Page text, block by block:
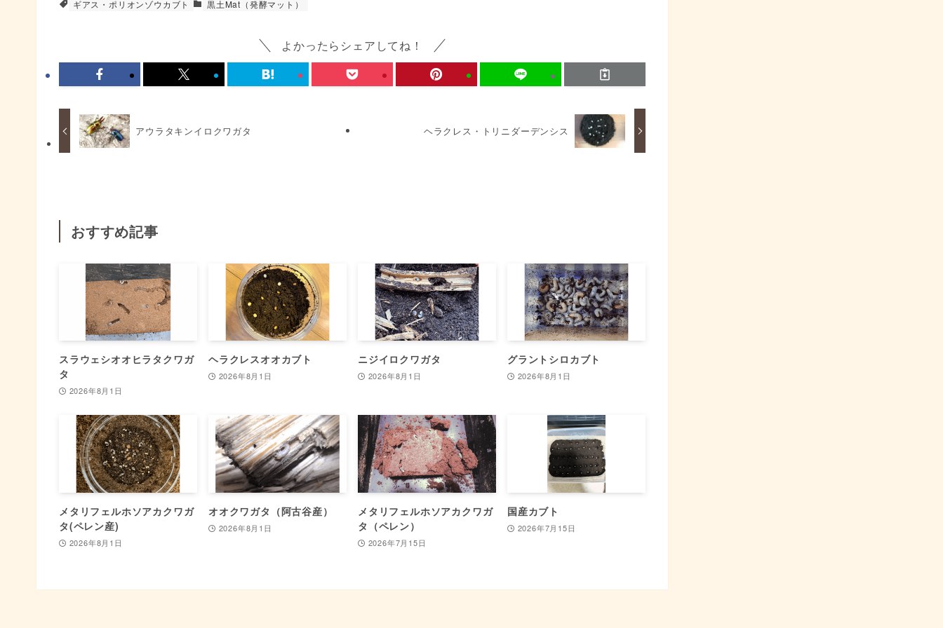
ギアス・ポリオンゾウカブト 黒土Mat（発酵マット）
よかったらシェアしてね！
アウラタキンイロクワガタ ヘラクレス・トリニダーデンシス
おすすめ記事
スラウェシオオヒラタクワガ
タ
2026年8月1日
ヘラクレスオオカブト
2026年8月1日
ニジイロクワガタ
2026年8月1日
グラントシロカブト
2026年8月1日
メタリフェルホソアカクワガ
タ(ペレン産)
2026年8月1日
オオクワガタ（阿古谷産）
2026年8月1日
メタリフェルホソアカクワガ
タ（ペレン）
2026年7月15日
国産カブト
2026年7月15日